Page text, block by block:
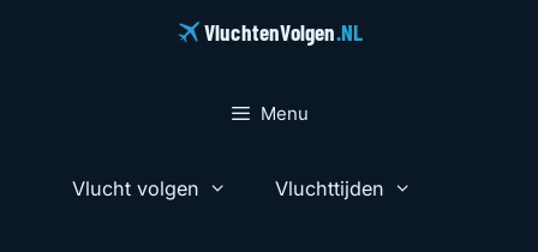
VluchtenVolgen.NL
Menu
Vlucht volgen Vluchttijden